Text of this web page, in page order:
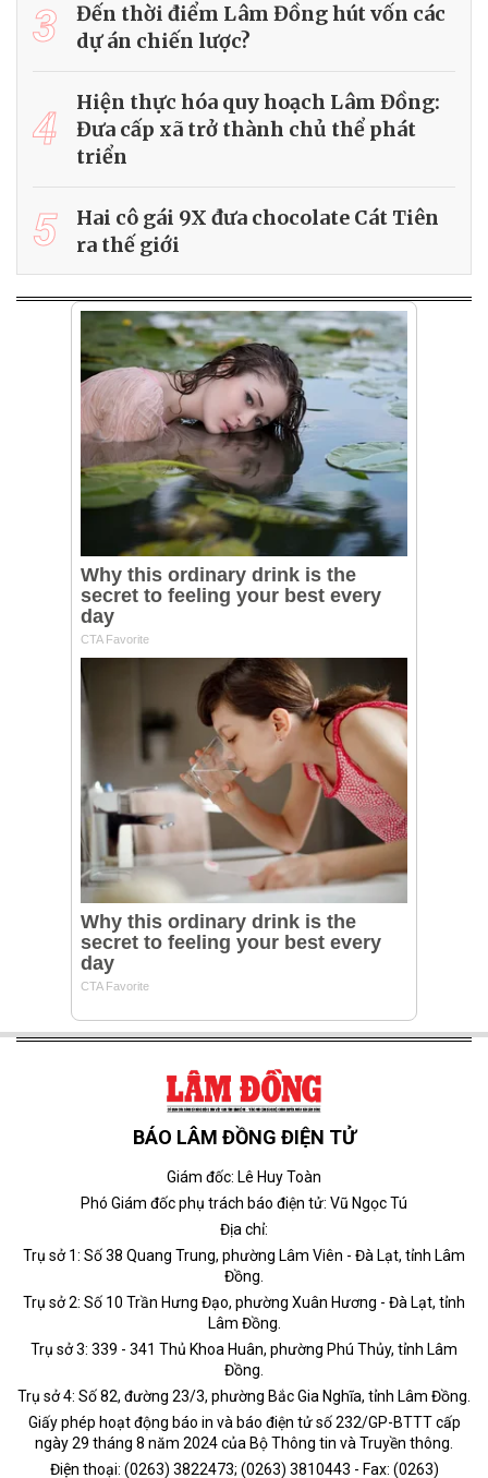
3
Đến thời điểm Lâm Đồng hút vốn các
dự án chiến lược?
4
Hiện thực hóa quy hoạch Lâm Đồng:
Đưa cấp xã trở thành chủ thể phát
triển
5
Hai cô gái 9X đưa chocolate Cát Tiên
ra thế giới
BÁO LÂM ĐỒNG ĐIỆN TỬ
Giám đốc: Lê Huy Toàn
Phó Giám đốc phụ trách báo điện tử: Vũ Ngọc Tú
Địa chỉ:
Trụ sở 1: Số 38 Quang Trung, phường Lâm Viên - Đà Lạt, tỉnh Lâm
Đồng.
Trụ sở 2: Số 10 Trần Hưng Đạo, phường Xuân Hương - Đà Lạt, tỉnh
Lâm Đồng.
Trụ sở 3: 339 - 341 Thủ Khoa Huân, phường Phú Thủy, tỉnh Lâm
Đồng.
Trụ sở 4: Số 82, đường 23/3, phường Bắc Gia Nghĩa, tỉnh Lâm Đồng.
Giấy phép hoạt động báo in và báo điện tử số 232/GP-BTTT cấp
ngày 29 tháng 8 năm 2024 của Bộ Thông tin và Truyền thông.
Điện thoại: (0263) 3822473; (0263) 3810443 - Fax: (0263)